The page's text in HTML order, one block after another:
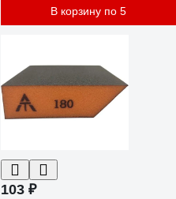
pad_bl120981324
В корзину по 5
103 ₽